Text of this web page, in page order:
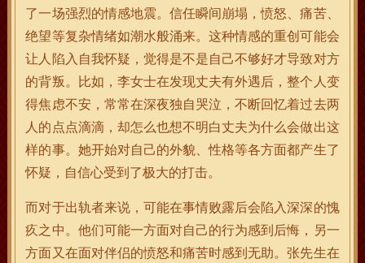
了一场强烈的情感地震。信任瞬间崩塌，愤怒、痛苦、
绝望等复杂情绪如潮水般涌来。这种情感的重创可能会
让人陷入自我怀疑，觉得是不是自己不够好才导致对方
的背叛。比如，李女士在发现丈夫有外遇后，整个人变
得焦虑不安，常常在深夜独自哭泣，不断回忆着过去两
人的点点滴滴，却怎么也想不明白丈夫为什么会做出这
样的事。她开始对自己的外貌、性格等各方面都产生了
怀疑，自信心受到了极大的打击。
而对于出轨者来说，可能在事情败露后会陷入深深的愧
疚之中。他们可能一方面对自己的行为感到后悔，另一
方面又在面对伴侣的愤怒和痛苦时感到无助。张先生在